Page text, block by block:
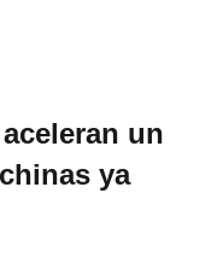
un
ya